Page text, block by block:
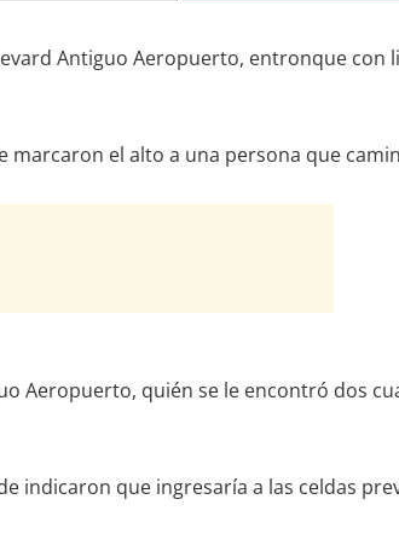
Antiguo Aeropuerto, entronque
marcaron el alto a una persona que
Aeropuerto, quién se le encontró dos
indicaron que ingresaría a las celdas